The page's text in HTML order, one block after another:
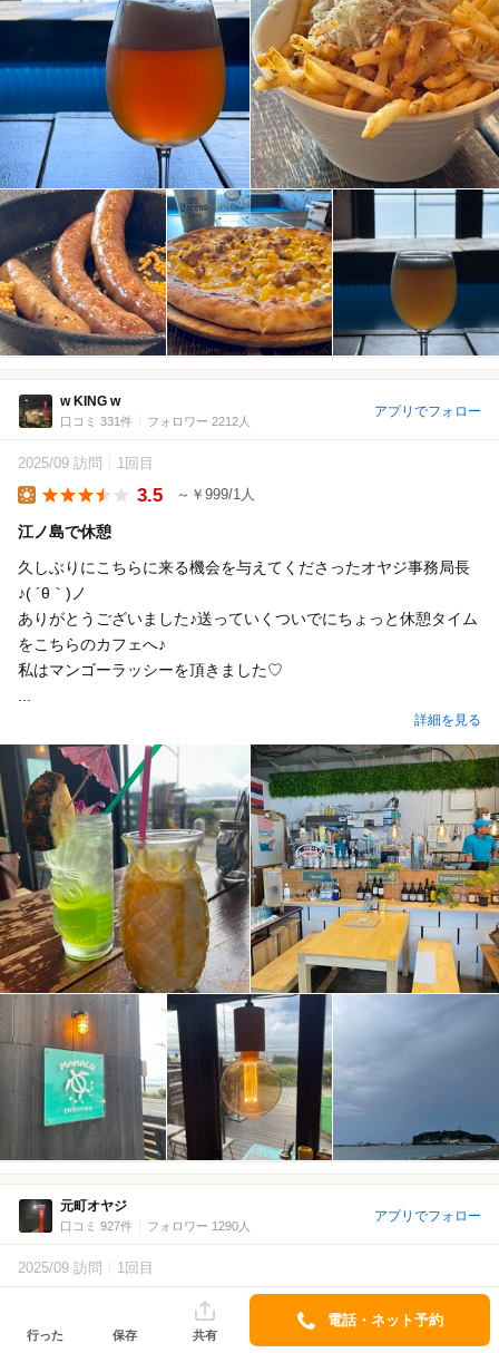
w KING w
口コミ 331件 フォロワー 2212人
アプリでフォロー
2025/09 訪問 1回目
3.5 ～￥999/1人
江ノ島で休憩
久しぶりにこちらに来る機会を与えてくださったオヤジ事務局長
♪( ´θ｀)ノ
ありがとうございました♪送っていくついでにちょっと休憩タイム
をこちらのカフェへ♪
私はマンゴーラッシーを頂きました♡
詳細を見る
元町オヤジ
口コミ 927件 フォロワー 1290人
アプリでフォロー
2025/09 訪問 1回目
湘南の風を感じながら♪
行った 保存 共有
電話・ネット予約